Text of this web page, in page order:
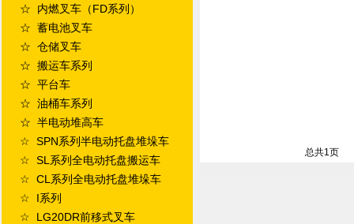
☆ 内燃叉车（FD系列）
☆ 蓄电池叉车
☆ 仓储叉车
☆ 搬运车系列
☆ 平台车
☆ 油桶车系列
☆ 半电动堆高车
☆ SPN系列半电动托盘堆垛车
☆ SL系列全电动托盘搬运车
☆ CL系列全电动托盘堆垛车
☆ I系列
☆ LG20DR前移式叉车
总共1页